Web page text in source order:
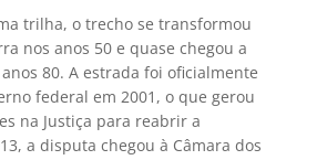
trilha, o trecho se transformou
nos anos 50 e quase chegou a
80. A estrada foi oficialmente
federal em 2001, o que gerou
na Justiça para reabrir a
a disputa chegou à Câmara dos